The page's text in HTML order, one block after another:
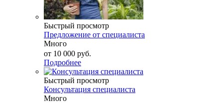
Быстрый просмотр
Предложение от специалиста
Много
от 10 000 руб.
Подробнее
Быстрый просмотр
Консультация специалиста
Много